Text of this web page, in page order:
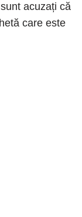
acuzați că
care este